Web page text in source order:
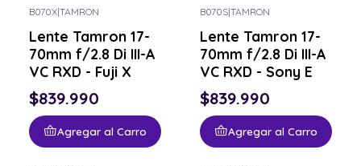
B070X|TAMRON
Lente Tamron 17-
70mm f/2.8 Di III-A
VC RXD - Fuji X
$839.990
Agregar al Carro
B070S|TAMRON
Lente Tamron 17-
70mm f/2.8 Di III-A
VC RXD - Sony E
$839.990
Agregar al Carro